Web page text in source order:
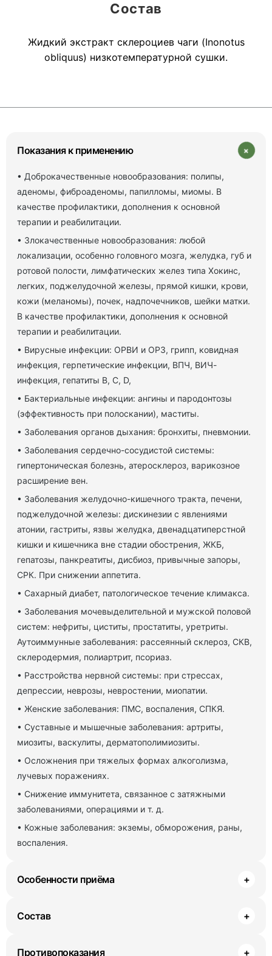
Состав
Жидкий экстракт склероциев чаги (Inonotus
obliquus) низкотемпературной сушки.
Показания к применению +
• Доброкачественные новообразования: полипы,
аденомы, фиброаденомы, папилломы, миомы. В
качестве профилактики, дополнения к основной
терапии и реабилитации.
• Злокачественные новообразования: любой
локализации, особенно головного мозга, желудка, губ и
ротовой полости, лимфатических желез типа Хокинс,
легких, поджелудочной железы, прямой кишки, крови,
кожи (меланомы), почек, надпочечников, шейки матки.
В качестве профилактики, дополнения к основной
терапии и реабилитации.
• Вирусные инфекции: ОРВИ и ОРЗ, грипп, ковидная
инфекция, герпетические инфекции, ВПЧ, ВИЧ-
инфекция, гепатиты В, С, D,
• Бактериальные инфекции: ангины и пародонтозы
(эффективность при полоскании), маститы.
• Заболевания органов дыхания: бронхиты, пневмонии.
• Заболевания сердечно-сосудистой системы:
гипертоническая болезнь, атеросклероз, варикозное
расширение вен.
• Заболевания желудочно-кишечного тракта, печени,
поджелудочной железы: дискинезии с явлениями
атонии, гастриты, язвы желудка, двенадцатиперстной
кишки и кишечника вне стадии обострения, ЖКБ,
гепатозы, панкреатиты, дисбиоз, привычные запоры,
СРК. При снижении аппетита.
• Сахарный диабет, патологическое течение климакса.
• Заболевания мочевыделительной и мужской половой
систем: нефриты, циститы, простатиты, уретриты.
Аутоиммунные заболевания: рассеянный склероз, СКВ,
склеродермия, полиартрит, псориаз.
• Расстройства нервной системы: при стрессах,
депрессии, неврозы, невростении, миопатии.
• Женские заболевания: ПМС, воспаления, СПКЯ.
• Суставные и мышечные заболевания: артриты,
миозиты, васкулиты, дерматополимиозиты.
• Осложнения при тяжелых формах алкоголизма,
лучевых поражениях.
• Снижение иммунитета, связанное с затяжными
заболеваниями, операциями и т. д.
• Кожные заболевания: экземы, обморожения, раны,
воспаления.
Особенности приёма +
Состав +
Противопоказания +